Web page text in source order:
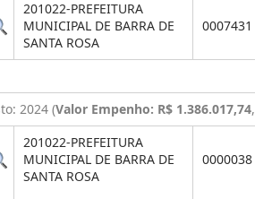
201022-PREFEITURA
MUNICIPAL DE BARRA DE
SANTA ROSA
0007431
2024 (Valor Empenho: R$ 1.386.017,74,
201022-PREFEITURA
MUNICIPAL DE BARRA DE
SANTA ROSA
0000038